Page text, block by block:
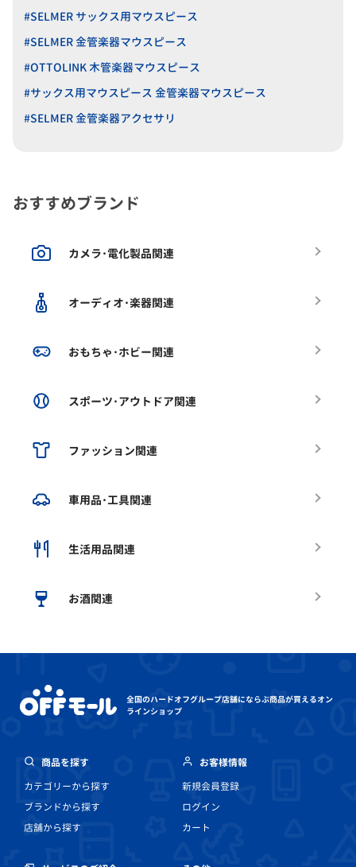
#SELMER サックス用マウスピース
#SELMER 金管楽器マウスピース
#OTTOLINK 木管楽器マウスピース
#サックス用マウスピース 金管楽器マウスピース
#SELMER 金管楽器アクセサリ
おすすめブランド
カメラ･電化製品関連
オーディオ･楽器関連
おもちゃ･ホビー関連
スポーツ･アウトドア関連
ファッション関連
車用品･工具関連
生活用品関連
お酒関連
全国のハードオフグループ店舗にならぶ商品が買えるオン
ラインショップ
商品を探す
カテゴリーから探す
ブランドから探す
店舗から探す
お客様情報
新規会員登録
ログイン
カート